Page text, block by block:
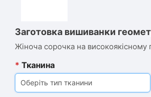
Заготовка вишиванки
Жіноча сорочка на високоякісному
* Тканина
Оберіть тип тканини